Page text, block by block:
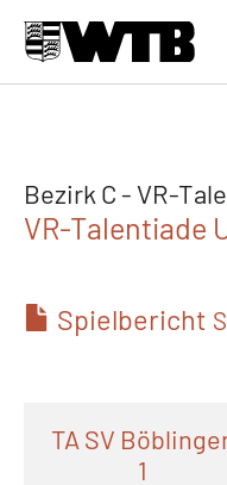
Bezirk C - VR-
VR-Talentiade
Spielbericht
TA SV
1